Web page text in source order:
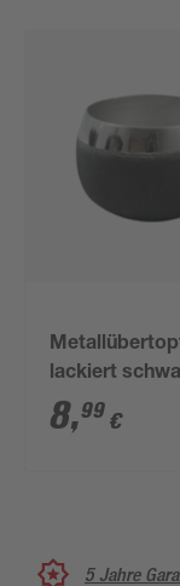
lackiert
Silberrand 15
12 cm
8,99 €
5 Jahre